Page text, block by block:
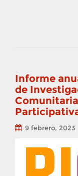
Informe
de
9 febrero, 2023